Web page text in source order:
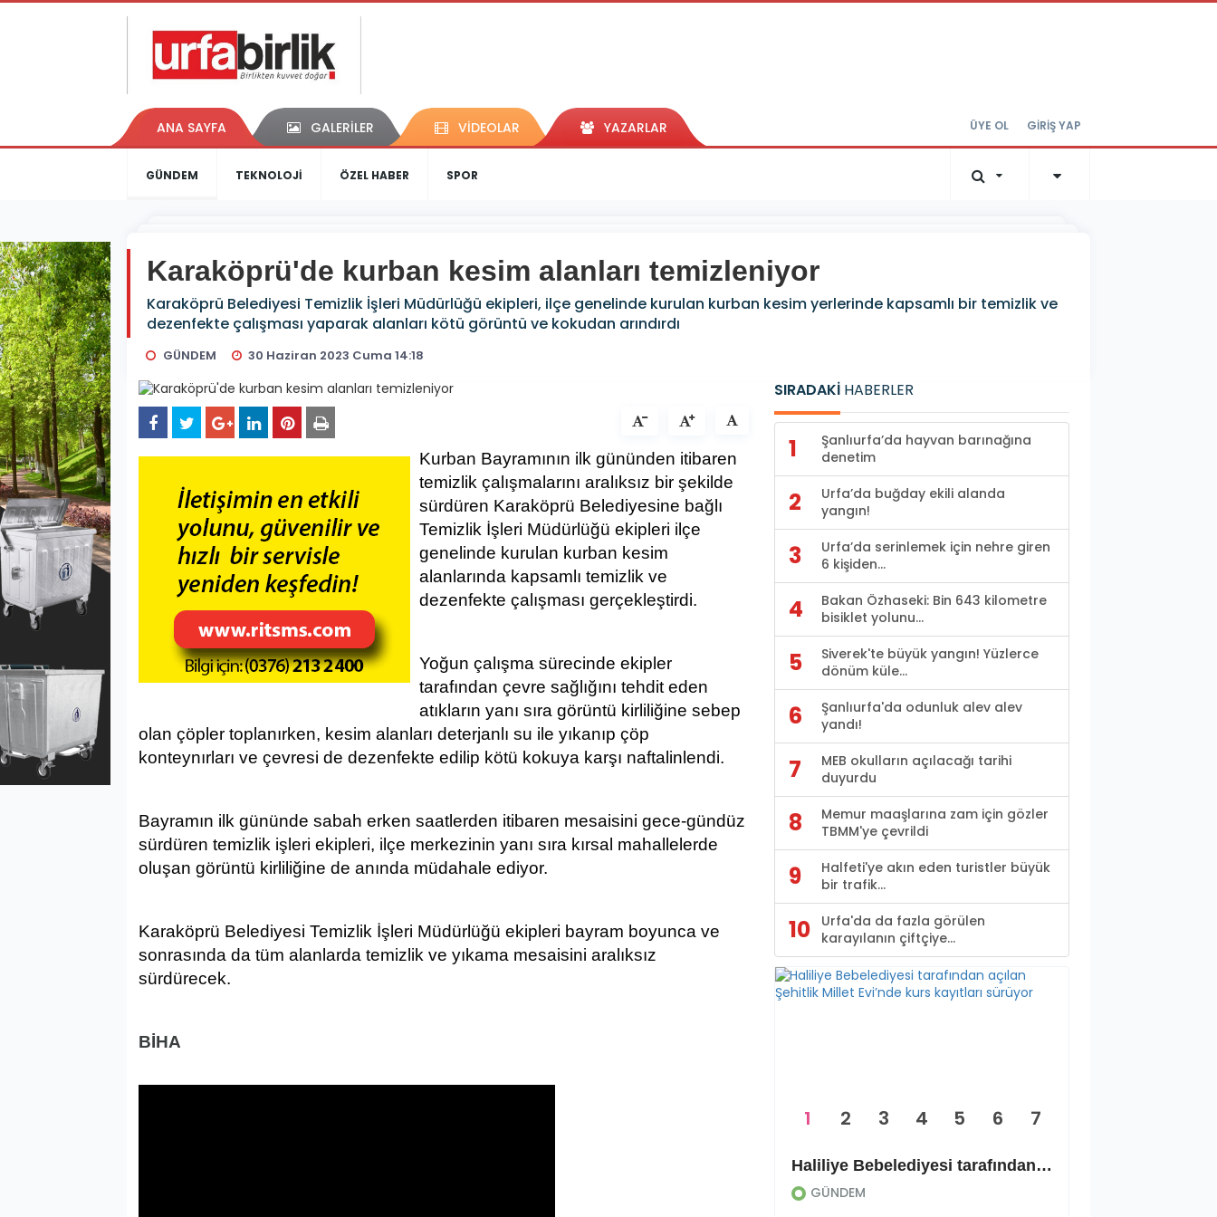
ANA SAYFA GALERİLER VİDEOLAR YAZARLAR ÜYE OL GİRİŞ YAP
GÜNDEM TEKNOLOJİ ÖZEL HABER SPOR
Karaköprü'de kurban kesim alanları temizleniyor
Karaköprü Belediyesi Temizlik İşleri Müdürlüğü ekipleri, ilçe genelinde kurulan kurban kesim yerlerinde kapsamlı bir temizlik ve
dezenfekte çalışması yaparak alanları kötü görüntü ve kokudan arındırdı
GÜNDEM 30 Haziran 2023 Cuma 14:18
Kurban Bayramının ilk gününden itibaren
temizlik çalışmalarını aralıksız bir şekilde
sürdüren Karaköprü Belediyesine bağlı
Temizlik İşleri Müdürlüğü ekipleri ilçe
genelinde kurulan kurban kesim
alanlarında kapsamlı temizlik ve
dezenfekte çalışması gerçekleştirdi.
Yoğun çalışma sürecinde ekipler
tarafından çevre sağlığını tehdit eden
atıkların yanı sıra görüntü kirliliğine sebep
olan çöpler toplanırken, kesim alanları deterjanlı su ile yıkanıp çöp
konteynırları ve çevresi de dezenfekte edilip kötü kokuya karşı naftalinlendi.
Bayramın ilk gününde sabah erken saatlerden itibaren mesaisini gece-gündüz
sürdüren temizlik işleri ekipleri, ilçe merkezinin yanı sıra kırsal mahallelerde
oluşan görüntü kirliliğine de anında müdahale ediyor.
Karaköprü Belediyesi Temizlik İşleri Müdürlüğü ekipleri bayram boyunca ve
sonrasında da tüm alanlarda temizlik ve yıkama mesaisini aralıksız
sürdürecek.
BİHA
SIRADAKİ HABERLER
1
Şanlıurfa’da hayvan barınağına
denetim
2
Urfa’da buğday ekili alanda
yangın!
3
Urfa’da serinlemek için nehre giren
6 kişiden...
4
Bakan Özhaseki: Bin 643 kilometre
bisiklet yolunu...
5
Siverek'te büyük yangın! Yüzlerce
dönüm küle...
6
Şanlıurfa'da odunluk alev alev
yandı!
7
MEB okulların açılacağı tarihi
duyurdu
8
Memur maaşlarına zam için gözler
TBMM'ye çevrildi
9
Halfeti'ye akın eden turistler büyük
bir trafik...
10
Urfa'da da fazla görülen
karayılanın çiftçiye...
Haliliye Bebelediyesi tarafından açılan Şehitlik Millet Evi’nde kurs kayıtları sürüyor
GÜNDEM
1 2 3 4 5 6 7